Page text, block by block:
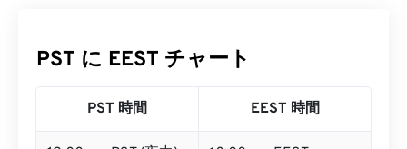
PST に EEST チャート
PST 時間 EEST 時間